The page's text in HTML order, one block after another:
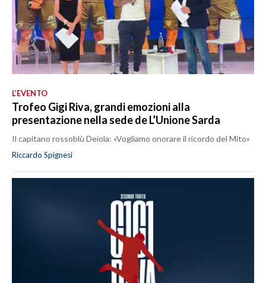
L’EVENTO
Trofeo Gigi Riva, grandi emozioni alla
presentazione nella sede de L’Unione Sarda
Il capitano rossoblù Deiola: «Vogliamo onorare il ricordo del Mito»
Riccardo Spignesi